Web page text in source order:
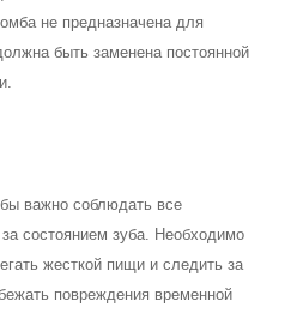
не предназначена для
быть заменена постоянной
важно соблюдать все
состоянием зуба. Необходимо
жесткой пищи и следить за
повреждения временной